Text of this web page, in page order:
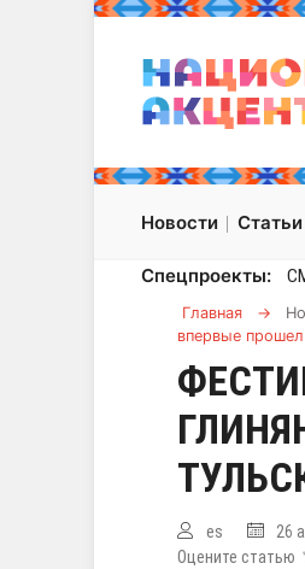
Новости Статьи
Спецпроекты:
Главная →
впервые
es 26
Оцените статью